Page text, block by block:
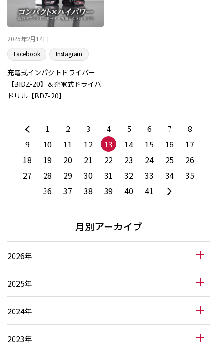
2025年2月14日
Facebook
Instagram
充電式インパクトドライバー
【BIDZ-20】＆充電式ドライバ
ドリル【BDZ-20】
1 2 3 4 5 6 7
8
9
10 11 12 13 14 15 16
17
18
19 20 21 22 23 24 25
26
27
28 29 30 31 32 33 34
35
36
37 38 39 40 41
月別アーカイブ
2026年
2025年
2024年
2023年